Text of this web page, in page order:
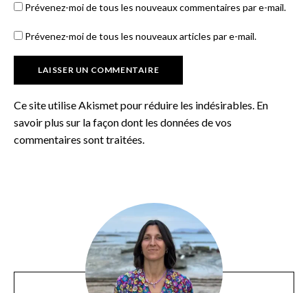
Prévenez-moi de tous les nouveaux commentaires par e-mail.
Prévenez-moi de tous les nouveaux articles par e-mail.
Ce site utilise Akismet pour réduire les indésirables. En
savoir plus sur la façon dont les données de vos
commentaires sont traitées